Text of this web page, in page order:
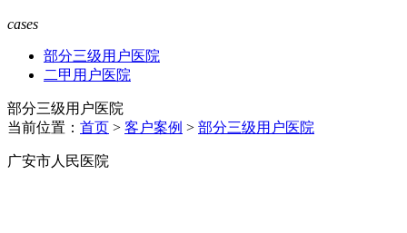
cases
部分三级用户医院
二甲用户医院
部分三级用户医院
当前位置： 首页 > 客户案例 > 部分三级用户医院
广安市人民医院